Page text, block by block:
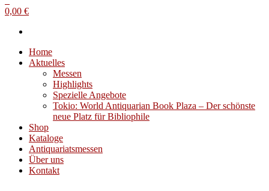
0,00 €
Home
Aktuelles
Messen
Highlights
Spezielle Angebote
Tokio: World Antiquarian Book Plaza – Der schönste
neue Platz für Bibliophile
Shop
Kataloge
Antiquariatsmessen
Über uns
Kontakt